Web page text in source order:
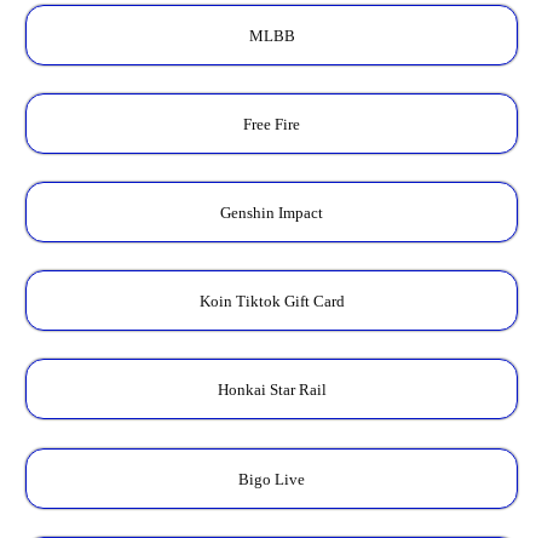
MLBB
Free Fire
Genshin Impact
Koin Tiktok Gift Card
Honkai Star Rail
Bigo Live